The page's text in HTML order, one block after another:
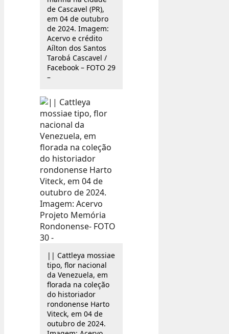
de Cascavel (PR),
em 04 de outubro
de 2024. Imagem:
Acervo e crédito
Aílton dos Santos
Tarobá Cascavel /
Facebook – FOTO 29
–
|| Cattleya mossiae
tipo, flor nacional
da Venezuela, em
florada na coleção
do historiador
rondonense Harto
Viteck, em 04 de
outubro de 2024.